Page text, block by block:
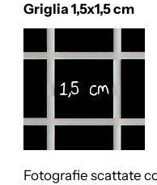
Griglia 1,5x1,5 cm
Fotografie scattate